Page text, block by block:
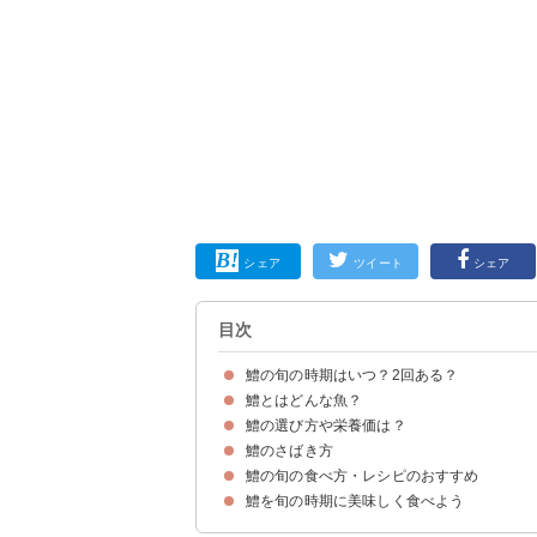
シェア ツイート シェア
目次
鱧の旬の時期はいつ？2回ある？
鱧の旬の時期・季節は初夏と晩秋
鱧の主産地・漁獲量
鱧とはどんな魚？
鱧の生態・特徴
鱧の値段・価格
鱧の選び方や栄養価は？
鱧の選び方のポイント
鱧の栄養価
鱧のさばき方
鱧の旬の食べ方・レシピのおすすめ
①鱧の湯引き（鱧ちり）
②鱧しゃぶ
③鱧の蒲焼き風
鱧を旬の時期に美味しく食べよう